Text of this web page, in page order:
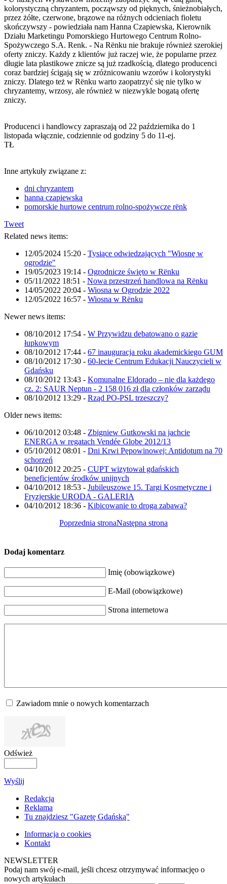
kolorystyczną chryzantem, począwszy od pięknych, śnieżnobiałych,
przez żółte, czerwone, brązowe na różnych odcieniach fioletu
skończywszy - powiedziała nam Hanna Czapiewska, Kierownik
Działu Marketingu Pomorskiego Hurtowego Centrum Rolno-
Spożywczego S.A. Renk. - Na Rënku nie brakuje również szerokiej
oferty zniczy. Każdy z klientów już raczej wie, że popularne przez
długie lata plastikowe znicze są już rzadkością, dlatego producenci
coraz bardziej ścigają się w zróżnicowaniu wzorów i kolorystyki
zniczy. Dlatego też w Rënku warto zaopatrzyć się nie tylko w
chryzantemy, wrzosy, ale również w niezwykle bogatą ofertę
zniczy.
Producenci i handlowcy zapraszają od 22 października do 1
listopada włącznie, codziennie od godziny 5 do 11-ej.
TŁ
Inne artykuły związane z:
dni chryzantem
hanna czapiewska
pomorskie hurtowe centrum rolno-spożywcze rënk
Tweet
Related news items:
12/05/2024 15:20 - Tysiące odwiedzających "Wiosnę w
ogrodzie"
19/05/2023 19:14 - Ogrodnicze święto w Rënku
05/11/2022 18:51 - Nowa przestrzeń handlowa na Rënku
14/05/2022 20:04 - Wiosna w Ogrodzie 2022
12/05/2022 16:57 - Wiosna w Rënku
Newer news items:
08/10/2012 17:54 - W Przywidzu debatowano o gazie
łupkowym
08/10/2012 17:44 - 67 inauguracja roku akademickiego GUM
08/10/2012 17:30 - 60-lecie Centrum Edukacji Nauczycieli w
Gdańsku
08/10/2012 13:43 - Komunalne Eldorado – nie dla każdego
cz. 2: SAUR Neptun - 2 158 016 zł dla członków zarządu
08/10/2012 13:29 - Rząd PO-PSL trzeszczy?
Older news items:
06/10/2012 03:48 - Zbigniew Gutkowski na jachcie
ENERGA w regatach Vendée Globe 2012/13
05/10/2012 08:01 - Dni Krwi Pępowinowej: Antidotum na 70
schorzeń
04/10/2012 20:25 - CUPT wizytował gdańskich
beneficjentów środków unijnych
04/10/2012 18:53 - Jubileuszowe 15. Targi Kosmetyczne i
Fryzjerskie URODA - GALERIA
04/10/2012 18:36 - Kibicowanie to droga zabawa?
Poprzednia stronaNastępna strona
Dodaj komentarz
Imię (obowiązkowe)
E-Mail (obowiązkowe)
Strona internetowa
Zawiadom mnie o nowych komentarzach
Odśwież
Wyślij
Redakcja
Reklama
Tu znajdziesz "Gazetę Gdańską"
Informacja o cookies
Kontakt
NEWSLETTER
Podaj nam swój e-mail, jeśli chcesz otrzymywać informacjęo o
nowych artykułach